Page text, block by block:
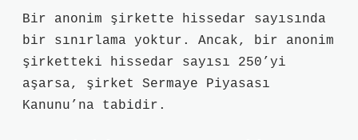
Bir anonim şirkette hissedar sayısında
bir sınırlama yoktur. Ancak, bir anonim
şirketteki hissedar sayısı 250’yi
aşarsa, şirket Sermaye Piyasası
Kanunu’na tabidir.